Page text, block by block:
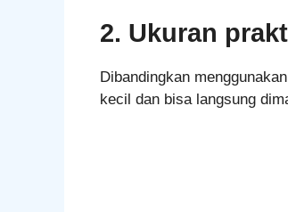
2. Ukuran
Dibandingkan
kecil dan bisa langsung